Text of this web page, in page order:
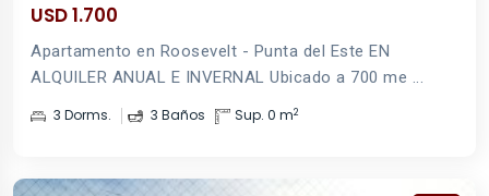
USD 1.700
Apartamento en Roosevelt - Punta del Este EN
ALQUILER ANUAL E INVERNAL Ubicado a 700 me ...
3 Dorms. 3 Baños Sup. 0 m2